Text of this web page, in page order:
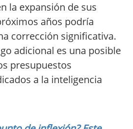
la expansión de sus
años podría
corrección significativa.
adicional es una posible
presupuestos
a la inteligencia